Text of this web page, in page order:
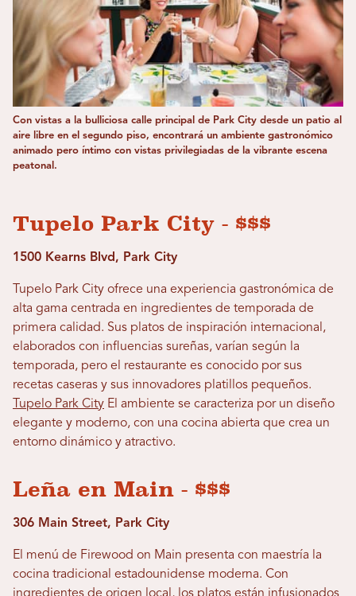
Con vistas a la bulliciosa calle principal de Park City desde un patio al
aire libre en el segundo piso, encontrará un ambiente gastronómico
animado pero íntimo con vistas privilegiadas de la vibrante escena
peatonal.
Tupelo Park City - $$$
1500 Kearns Blvd, Park City
Tupelo Park City ofrece una experiencia gastronómica de
alta gama centrada en ingredientes de temporada de
primera calidad. Sus platos de inspiración internacional,
elaborados con influencias sureñas, varían según la
temporada, pero el restaurante es conocido por sus
recetas caseras y sus innovadores platillos pequeños.
Tupelo Park City El ambiente se caracteriza por un diseño
elegante y moderno, con una cocina abierta que crea un
entorno dinámico y atractivo.
Leña en Main - $$$
306 Main Street, Park City
El menú de Firewood on Main presenta con maestría la
cocina tradicional estadounidense moderna. Con
ingredientes de origen local, los platos están infusionados